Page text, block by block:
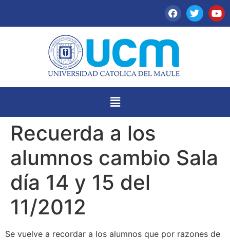
Recuerda a los
alumnos cambio Sala
día 14 y 15 del
11/2012
Se vuelve a recordar a los alumnos que por razones de